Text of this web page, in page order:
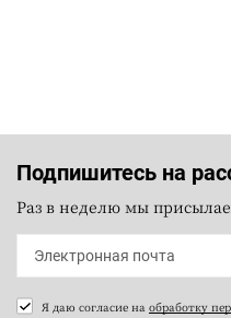
Подпишитесь на
Раз в неделю мы
Я даю согласие на обработку